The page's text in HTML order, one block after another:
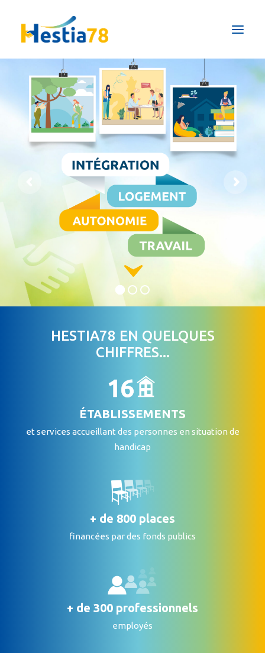
Qui sommes-nous ?
Pôles & Formations
Maison de répit
Actualités
Prestations ESAT
Nous soutenir
FAIRE UN DON
HESTIA78 EN QUELQUES
CHIFFRES...
ÉTABLISSEMENTS
et services accueillant des personnes en situation de
handicap
+ de 800 places
financées par des fonds publics
+ de 300 professionnels
employés